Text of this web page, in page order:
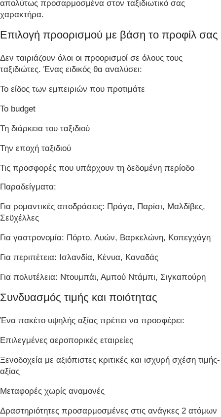
απολύτως προσαρμοσμένα στον ταξιδιωτικό σας
χαρακτήρα.
Επιλογή προορισμού με βάση το προφίλ σας
Δεν ταιριάζουν όλοι οι προορισμοί σε όλους τους
ταξιδιώτες. Ένας ειδικός θα αναλύσει:
Το είδος των εμπειριών που προτιμάτε
Το budget
Τη διάρκεια του ταξιδιού
Την εποχή ταξιδιού
Τις προσφορές που υπάρχουν τη δεδομένη περίοδο
Παραδείγματα:
Για ρομαντικές αποδράσεις: Πράγα, Παρίσι, Μαλδίβες,
Σεϋχέλλες
Για γαστρονομία: Πόρτο, Λυών, Βαρκελώνη, Κοπεγχάγη
Για περιπέτεια: Ισλανδία, Κένυα, Καναδάς
Για πολυτέλεια: Ντουμπάι, Αμπού Ντάμπι, Σιγκαπούρη
Συνδυασμός τιμής και ποιότητας
Ένα πακέτο υψηλής αξίας πρέπει να προσφέρει:
Επιλεγμένες αεροπορικές εταιρείες
Ξενοδοχεία με αξιόπιστες κριτικές και ισχυρή σχέση τιμής-
αξίας
Μεταφορές χωρίς αναμονές
Δραστηριότητες προσαρμοσμένες στις ανάγκες 2 ατόμων